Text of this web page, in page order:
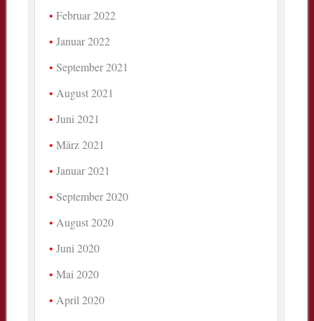
Februar 2022
Januar 2022
September 2021
August 2021
Juni 2021
März 2021
Januar 2021
September 2020
August 2020
Juni 2020
Mai 2020
April 2020